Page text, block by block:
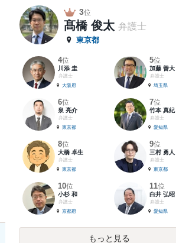
3位
髙橋 俊太 弁護士
東京都
4位
川添 圭
弁護士
大阪府
5位
加藤 善大
弁護士
埼玉県
6位
泉 亮介
弁護士
東京都
7位
竹本 真紀
弁護士
愛知県
8位
大橋 卓生
弁護士
東京都
9位
三村 勇人
弁護士
東京都
10位
小杉 和
弁護士
京都府
11位
白井 弘昭
弁護士
愛知県
もっと見る